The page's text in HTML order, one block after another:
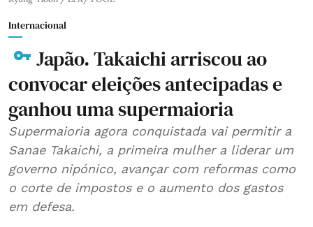
Internacional
Japão. Takaichi arriscou ao
convocar eleições antecipadas e
ganhou uma supermaioria
Supermaioria agora conquistada vai permitir a
Sanae Takaichi, a primeira mulher a liderar um
governo nipónico, avançar com reformas como
o corte de impostos e o aumento dos gastos
em defesa.